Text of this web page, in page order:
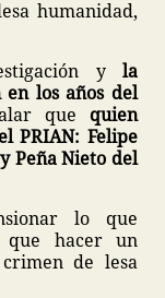
humanidad,
yla
en los años del
que quien
PRIAN: Felipe
Peña Nieto del
lo que
que hacer un
de lesa